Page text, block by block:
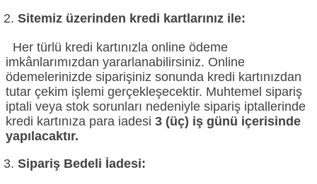
Sitemiz üzerinden kredi kartlarınız ile:
Her türlü kredi kartınızla online ödeme
imkânlarımızdan yararlanabilirsiniz. Online
ödemelerinizde siparişiniz sonunda kredi kartınızdan
tutar çekim işlemi gerçekleşecektir. Muhtemel sipariş
iptali veya stok sorunları nedeniyle sipariş iptallerinde
kredi kartınıza para iadesi 3 (üç) iş günü içerisinde
yapılacaktır.
Sipariş Bedeli İadesi: